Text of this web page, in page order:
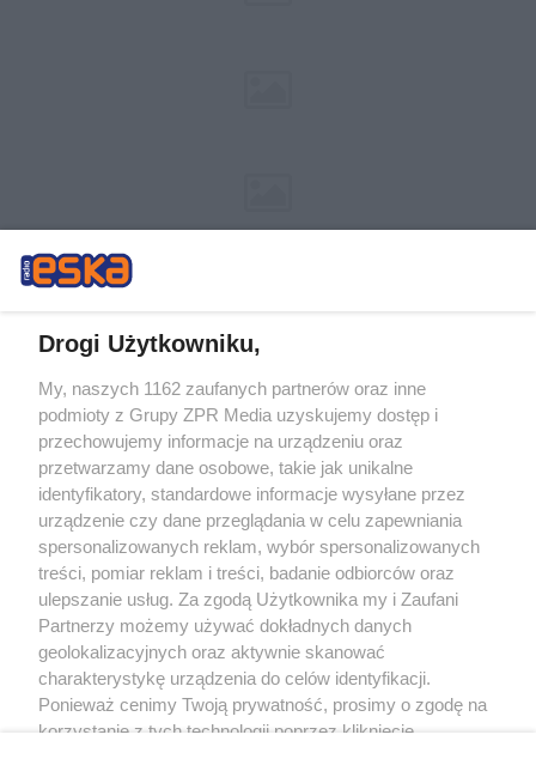
Żaden utwór zamieszczony w serwisie nie może być powielany i
rozpowszechniany lub dalej rozpowszechniany w jakikolwiek sposób (w
tym także elektroniczny lub mechaniczny) na jakimkolwiek polu
eksploatacji w jakiejkolwiek formie, włącznie z umieszczaniem w Internecie
bez pisemnej zgody właściciela praw. Jakiekolwiek użycie lub
wykorzystanie utworów w całości lub w części z naruszeniem prawa, tzn.
bez właściwej zgody, jest zabronione pod groźbą kary i może być ścigane
prawnie.
O nas
Drogi Użytkowniku,
My, naszych 1162 zaufanych partnerów oraz inne
podmioty z Grupy ZPR Media uzyskujemy dostęp i
przechowujemy informacje na urządzeniu oraz
przetwarzamy dane osobowe, takie jak unikalne
identyfikatory, standardowe informacje wysyłane przez
urządzenie czy dane przeglądania w celu zapewniania
spersonalizowanych reklam, wybór spersonalizowanych
treści, pomiar reklam i treści, badanie odbiorców oraz
ulepszanie usług. Za zgodą Użytkownika my i Zaufani
Partnerzy możemy używać dokładnych danych
geolokalizacyjnych oraz aktywnie skanować
charakterystykę urządzenia do celów identyfikacji.
Ponieważ cenimy Twoją prywatność, prosimy o zgodę na
korzystanie z tych technologii poprzez kliknięcie